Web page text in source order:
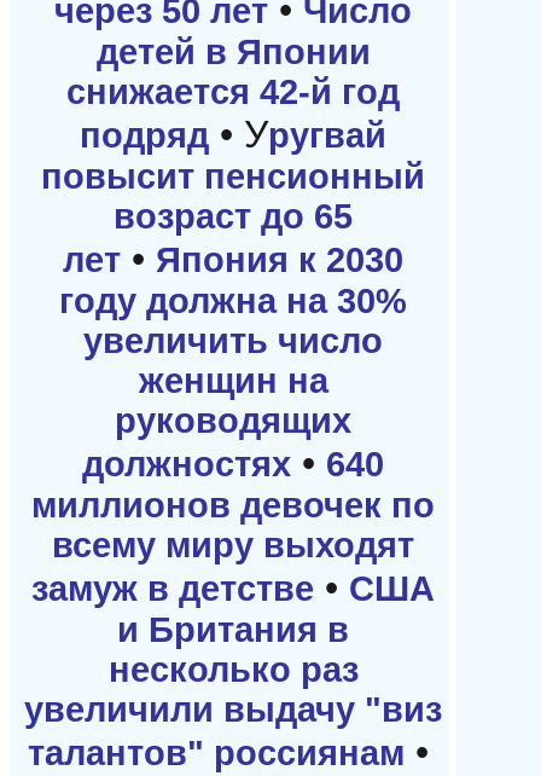
через 50 лет • Число
детей в Японии
снижается 42-й год
подряд • Уругвай
повысит пенсионный
возраст до 65
лет • Япония к 2030
году должна на 30%
увеличить число
женщин на
руководящих
должностях • 640
миллионов девочек по
всему миру выходят
замуж в детстве • США
и Британия в
несколько раз
увеличили выдачу "виз
талантов" россиянам •